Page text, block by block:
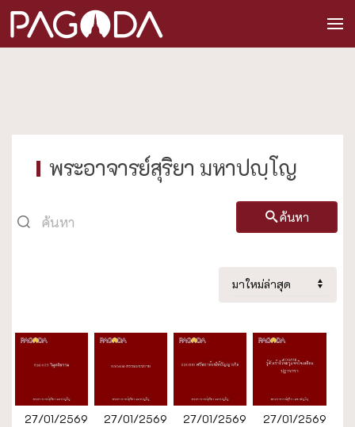
พระอาจารย์สุริยา มหาปญฺโญ
ค้นหา
27/01/2569
27/01/2569
27/01/2569
27/01/2569